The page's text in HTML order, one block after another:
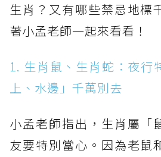
生肖？又有哪些禁忌地標
著小孟老師一起來看看！
1. 生肖鼠、生肖蛇：夜行
上、水邊」千萬別去
小孟老師指出，生肖屬「
友要特別當心。因為老鼠